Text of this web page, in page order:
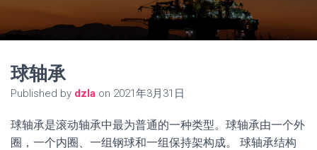
球轴承
Published by dzla on 2021年3月31日
球轴承是滚动轴承中最为普通的一种类型。球轴承由一个外
圈，一个内圈、一组钢球和一组保持架构成。 球轴承结构